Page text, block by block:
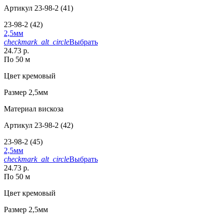
Артикул 23-98-2 (41)
23-98-2 (42)
2,5мм
checkmark_alt_circleВыбрать
24.73 р.
По 50 м
Цвет кремовый
Размер 2,5мм
Материал вискоза
Артикул 23-98-2 (42)
23-98-2 (45)
2,5мм
checkmark_alt_circleВыбрать
24.73 р.
По 50 м
Цвет кремовый
Размер 2,5мм